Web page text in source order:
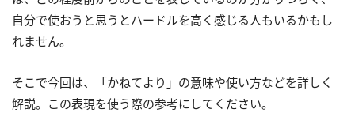
自分で使おうと思うとハードルを高く感じる人もいるかもし
れません。
そこで今回は、「かねてより」の意味や使い方などを詳しく
解説。この表現を使う際の参考にしてください。